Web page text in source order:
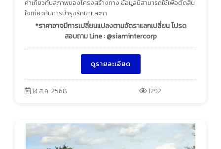
ค่าเกี่ยวกับสภาพของโครงสร้างทาง ข้อมูลนี้สามารถใช้เพื่อตัดสิน
ใจเกี่ยวกับการบำรุงรักษาและกา
*ราคาอาจมีการเปลี่ยนแปลงตามอัตราแลกเปลี่ยน โปรด
สอบถาม Line : @siamintercorp
ดูรายละเอียด
14 ส.ค. 2568 1292